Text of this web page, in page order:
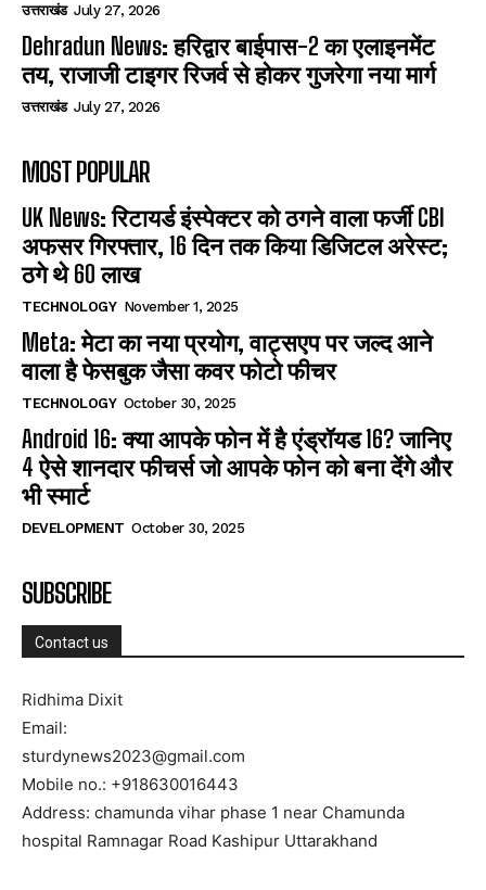
उत्तराखंड July 27, 2026
Dehradun News: हरिद्वार बाईपास-2 का एलाइनमेंट
तय, राजाजी टाइगर रिजर्व से होकर गुजरेगा नया मार्ग
उत्तराखंड July 27, 2026
MOST POPULAR
UK News: रिटायर्ड इंस्पेक्टर को ठगने वाला फर्जी CBI
अफसर गिरफ्तार, 16 दिन तक किया डिजिटल अरेस्ट;
ठगे थे 60 लाख
TECHNOLOGY November 1, 2025
Meta: मेटा का नया प्रयोग, वाट्सएप पर जल्द आने
वाला है फेसबुक जैसा कवर फोटो फीचर
TECHNOLOGY October 30, 2025
Android 16: क्या आपके फोन में है एंड्रॉयड 16? जानिए
4 ऐसे शानदार फीचर्स जो आपके फोन को बना देंगे और
भी स्मार्ट
DEVELOPMENT October 30, 2025
SUBSCRIBE
Contact us
Ridhima Dixit
Email:
sturdynews2023@gmail.com
Mobile no.: +918630016443
Address: chamunda vihar phase 1 near Chamunda
hospital Ramnagar Road Kashipur Uttarakhand